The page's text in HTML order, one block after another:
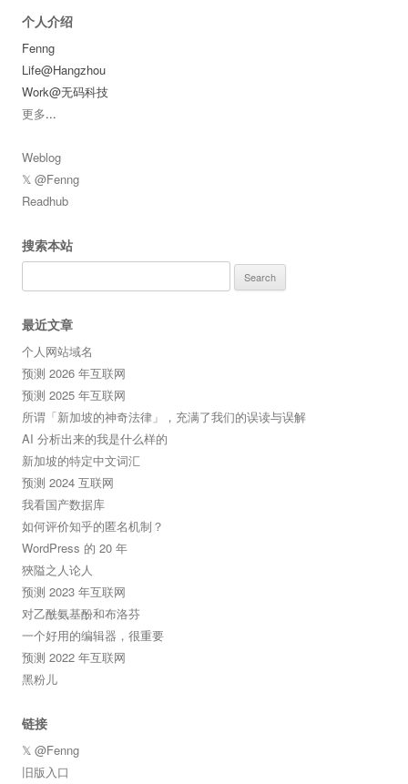
个人介绍
Fenng
Life@Hangzhou
Work@无码科技
更多...
Weblog
𝕏 @Fenng
Readhub
搜索本站
for:
最近文章
个人网站域名
预测 2026 年互联网
预测 2025 年互联网
所谓「新加坡的神奇法律」，充满了我们的误读与误解
AI 分析出来的我是什么样的
新加坡的特定中文词汇
预测 2024 互联网
我看国产数据库
如何评价知乎的匿名机制？
WordPress 的 20 年
狹隘之人论人
预测 2023 年互联网
对乙酰氨基酚和布洛芬
一个好用的编辑器，很重要
预测 2022 年互联网
黑粉儿
链接
𝕏 @Fenng
旧版入口